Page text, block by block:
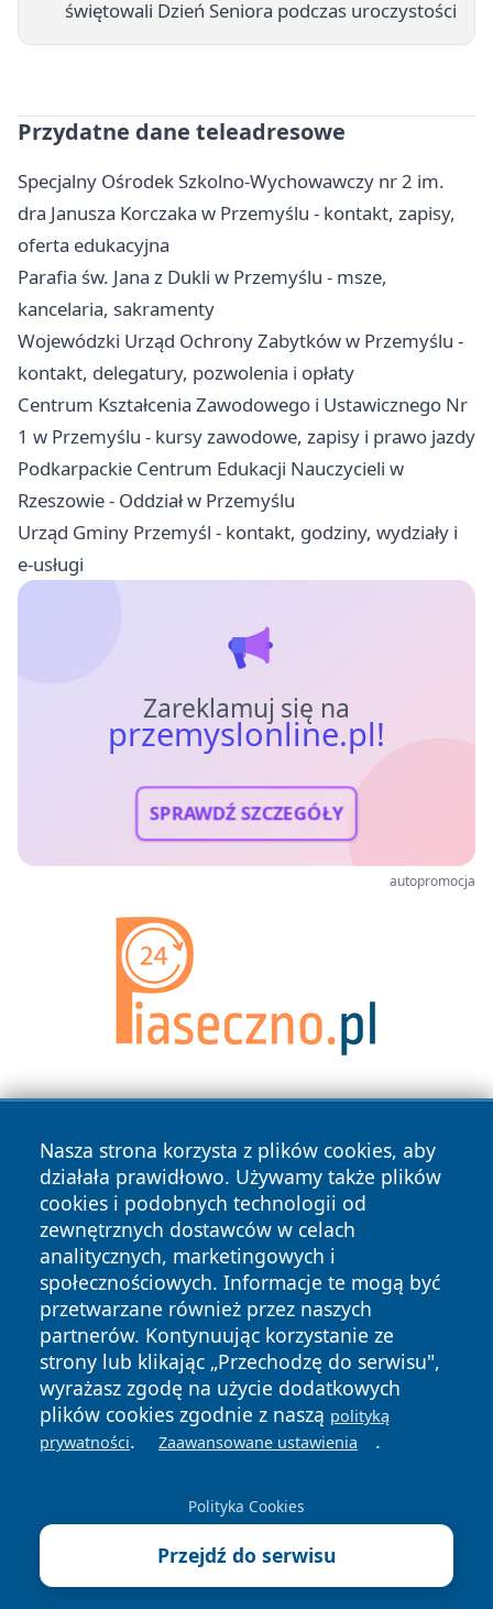
świętowali Dzień Seniora podczas uroczystości
Przydatne dane teleadresowe
Specjalny Ośrodek Szkolno-Wychowawczy nr 2 im.
dra Janusza Korczaka w Przemyślu - kontakt, zapisy,
oferta edukacyjna
Parafia św. Jana z Dukli w Przemyślu - msze,
kancelaria, sakramenty
Wojewódzki Urząd Ochrony Zabytków w Przemyślu -
kontakt, delegatury, pozwolenia i opłaty
Centrum Kształcenia Zawodowego i Ustawicznego Nr
1 w Przemyślu - kursy zawodowe, zapisy i prawo jazdy
Podkarpackie Centrum Edukacji Nauczycieli w
Rzeszowie - Oddział w Przemyślu
Urząd Gminy Przemyśl - kontakt, godziny, wydziały i
e-usługi
Zareklamuj się na
przemyslonline.pl!
SPRAWDŹ SZCZEGÓŁY
autopromocja
Nasza strona korzysta z plików cookies, aby
działała prawidłowo. Używamy także plików
cookies i podobnych technologii od
zewnętrznych dostawców w celach
analitycznych, marketingowych i
społecznościowych. Informacje te mogą być
przetwarzane również przez naszych
partnerów. Kontynuując korzystanie ze
strony lub klikając „Przechodzę do serwisu",
wyrażasz zgodę na użycie dodatkowych
plików cookies zgodnie z naszą polityką
prywatności. Zaawansowane ustawienia .
Polityka Cookies
Przejdź do serwisu
Copyright © 2026 przemyslonline.pl Wszystkie prawa
zastrzeżone.
News Autorzy
Polityka
Prywatności
Polityka
Cookies